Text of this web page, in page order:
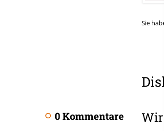
Sie
Infos
0 Kommentare